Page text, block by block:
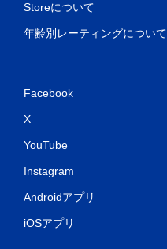
Storeについて
年齢別レーティングについて
Facebook
X
YouTube
Instagram
Androidアプリ
iOSアプリ